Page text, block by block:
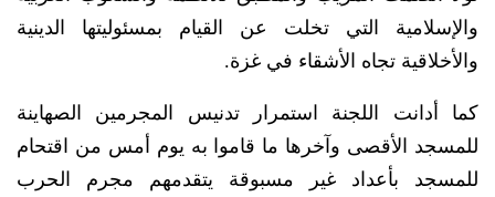
والإسلامية التي تخلت عن القيام بمسئوليتها الدينية
والأخلاقية تجاه الأشقاء في غزة.
كما أدانت اللجنة استمرار تدنيس المجرمين الصهاينة
للمسجد الأقصى وآخرها ما قاموا به يوم أمس من اقتحام
للمسجد بأعداد غير مسبوقة يتقدمهم مجرم الحرب